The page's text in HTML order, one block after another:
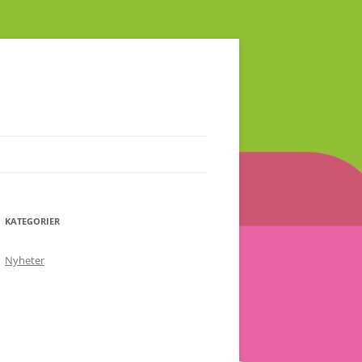
KATEGORIER
Nyheter